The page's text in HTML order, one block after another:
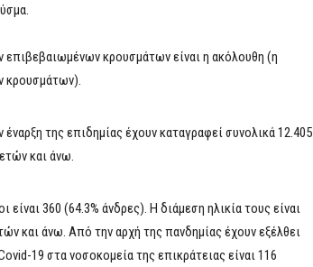
επιβεβαιωμένων κρουσμάτων είναι η ακόλουθη (η
κρουσμάτων).
της επιδημίας έχουν καταγραφεί συνολικά 12.405
και άνω.
360 (64.3% άνδρες). Η διάμεση ηλικία τους είναι
και άνω. Από την αρχή της πανδημίας έχουν εξέλθει
19 στα νοσοκομεία της επικράτειας είναι 116